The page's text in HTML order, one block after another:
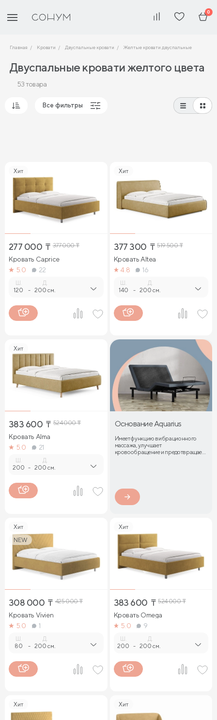
0
Главная Кровати Двуспальные кровати Желтые кровати двуспальные
Двуспальные кровати желтого цвета
53 товара
Все фильтры
Хит
277 000 ₸ 377 000₸
Кровать Caprice
5.0
22
Ш.
120 -
Д.
200 см.
Хит
377 300 ₸ 519 500₸
Кровать Altea
4.8
16
Ш.
140 -
Д.
200 см.
Хит
383 600 ₸ 524 000₸
Кровать Alma
5.0
21
200 -
Д.
200 см.
Основание Aquarius
Имеет функцию вибрационного
массажа, улучшает
кровообращение и предотвращает
Хит
NEW
308 000 ₸ 425 000₸
Кровать Vivien
5.0
1
80 -
Д.
200 см.
Хит
383 600 ₸ 524 000₸
Кровать Omega
5.0
9
200 -
Д.
200 см.
Хит Хит